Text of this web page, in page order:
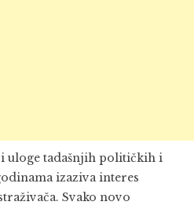
uloge tadašnjih političkih i
izaziva interes
Svako novo